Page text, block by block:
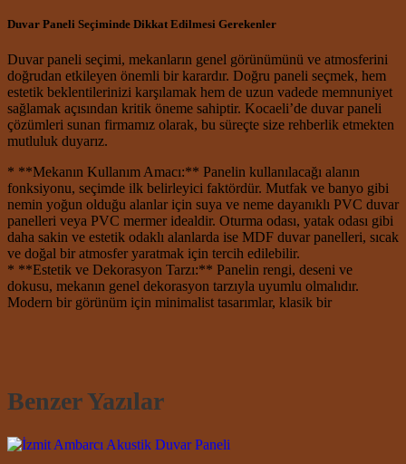
Duvar Paneli Seçiminde Dikkat Edilmesi Gerekenler
Duvar paneli seçimi, mekanların genel görünümünü ve atmosferini
doğrudan etkileyen önemli bir karardır. Doğru paneli seçmek, hem
estetik beklentilerinizi karşılamak hem de uzun vadede memnuniyet
sağlamak açısından kritik öneme sahiptir. Kocaeli’de duvar paneli
çözümleri sunan firmamız olarak, bu süreçte size rehberlik etmekten
mutluluk duyarız.
* **Mekanın Kullanım Amacı:** Panelin kullanılacağı alanın
fonksiyonu, seçimde ilk belirleyici faktördür. Mutfak ve banyo gibi
nemin yoğun olduğu alanlar için suya ve neme dayanıklı PVC duvar
panelleri veya PVC mermer idealdir. Oturma odası, yatak odası gibi
daha sakin ve estetik odaklı alanlarda ise MDF duvar panelleri, sıcak
ve doğal bir atmosfer yaratmak için tercih edilebilir.
* **Estetik ve Dekorasyon Tarzı:** Panelin rengi, deseni ve
dokusu, mekanın genel dekorasyon tarzıyla uyumlu olmalıdır.
Modern bir görünüm için minimalist tasarımlar, klasik bir
Benzer Yazılar